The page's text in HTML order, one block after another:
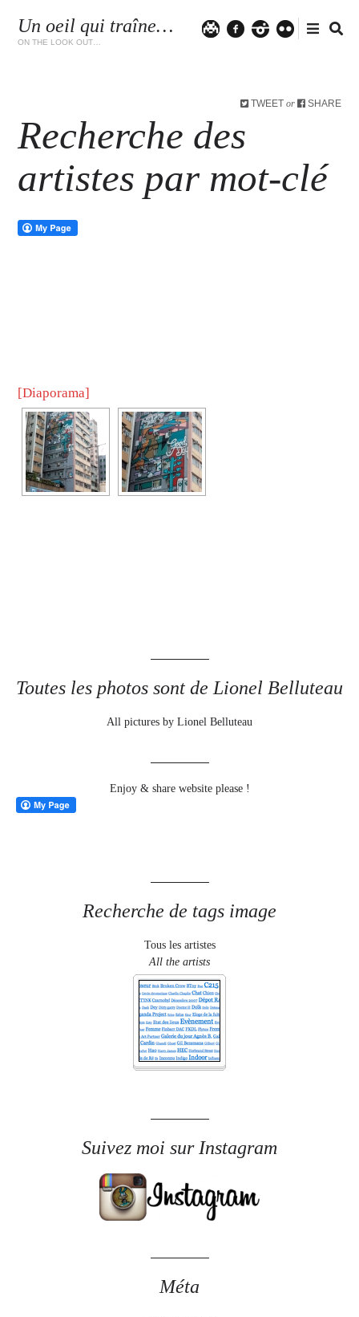
Un oeil qui traîne…
ON THE LOOK OUT…
TWEET or SHARE
Recherche des
artistes par mot-clé
[Diaporama]
Toutes les photos sont de Lionel Belluteau
All pictures by Lionel Belluteau
Enjoy & share website please !
Recherche de tags image
Tous les artistes
All the artists
Suivez moi sur Instagram
Méta